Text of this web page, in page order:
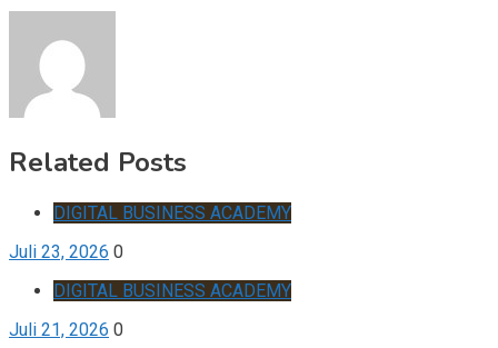
Related Posts
DIGITAL BUSINESS ACADEMY
Juli 23, 2026 0
DIGITAL BUSINESS ACADEMY
Juli 21, 2026 0